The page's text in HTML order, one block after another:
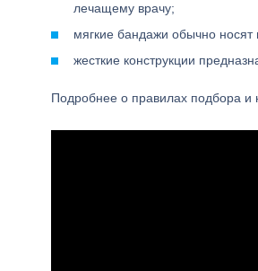
лечащему врачу;
мягкие бандажи обычно
жесткие конструкции
Подробнее о правилах подбора и